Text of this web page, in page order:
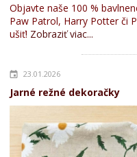
Objavte naše 100 %
Paw Patrol, Harry Potter či
ušiť! Zobraziť viac...
23.01.2026
Jarné režné dekoračky